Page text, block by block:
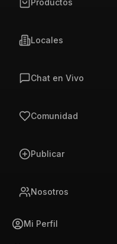
Productos
Locales
Chat en Vivo
Comunidad
Publicar
Nosotros
Mi Perfil